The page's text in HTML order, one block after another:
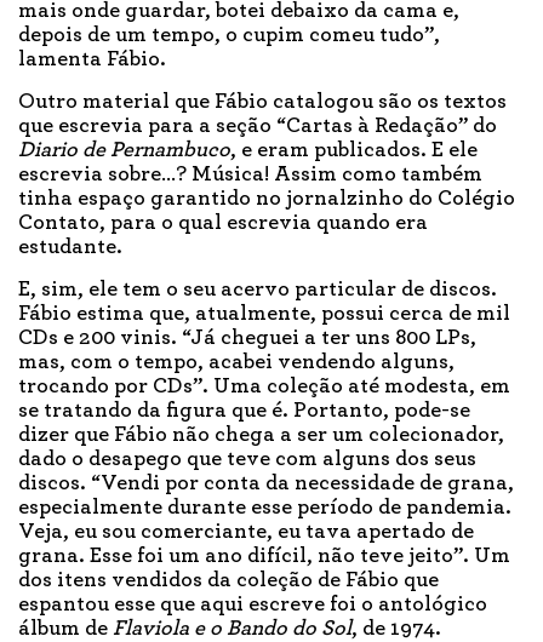
mais onde guardar, botei debaixo da cama e,
depois de um tempo, o cupim comeu tudo”,
lamenta Fábio.
Outro material que Fábio catalogou são os textos
que escrevia para a seção “Cartas à Redação” do
Diario de Pernambuco, e eram publicados. E ele
escrevia sobre…? Música! Assim como também
tinha espaço garantido no jornalzinho do Colégio
Contato, para o qual escrevia quando era
estudante.
E, sim, ele tem o seu acervo particular de discos.
Fábio estima que, atualmente, possui cerca de mil
CDs e 200 vinis. “Já cheguei a ter uns 800 LPs,
mas, com o tempo, acabei vendendo alguns,
trocando por CDs”. Uma coleção até modesta, em
se tratando da figura que é. Portanto, pode-se
dizer que Fábio não chega a ser um colecionador,
dado o desapego que teve com alguns dos seus
discos. “Vendi por conta da necessidade de grana,
especialmente durante esse período de pandemia.
Veja, eu sou comerciante, eu tava apertado de
grana. Esse foi um ano difícil, não teve jeito”. Um
dos itens vendidos da coleção de Fábio que
espantou esse que aqui escreve foi o antológico
álbum de Flaviola e o Bando do Sol, de 1974.